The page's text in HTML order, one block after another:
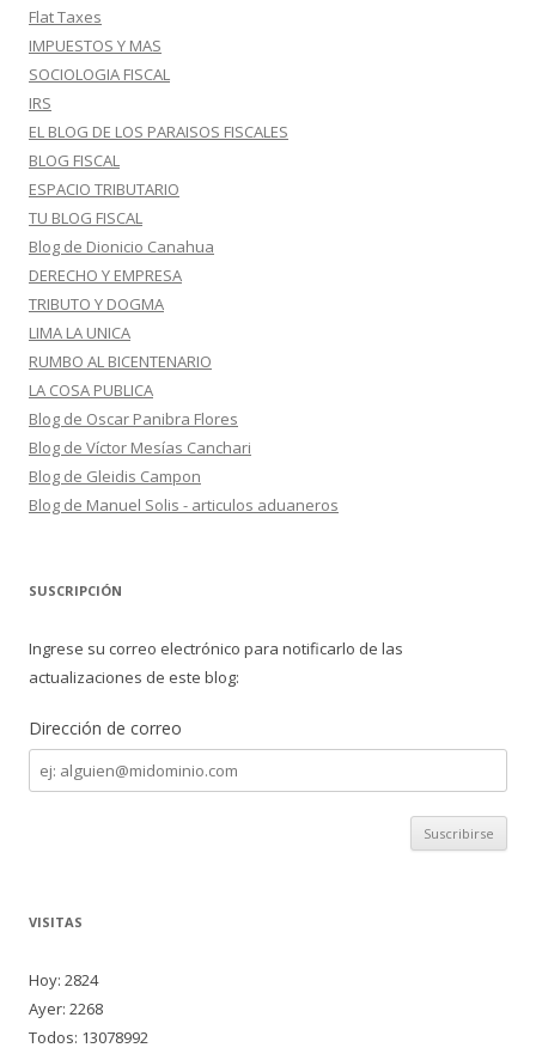
Flat Taxes
IMPUESTOS Y MAS
SOCIOLOGIA FISCAL
IRS
EL BLOG DE LOS PARAISOS FISCALES
BLOG FISCAL
ESPACIO TRIBUTARIO
TU BLOG FISCAL
Blog de Dionicio Canahua
DERECHO Y EMPRESA
TRIBUTO Y DOGMA
LIMA LA UNICA
RUMBO AL BICENTENARIO
LA COSA PUBLICA
Blog de Oscar Panibra Flores
Blog de Víctor Mesías Canchari
Blog de Gleidis Campon
Blog de Manuel Solis - articulos aduaneros
SUSCRIPCIÓN
Ingrese su correo electrónico para notificarlo de las
actualizaciones de este blog:
Dirección de correo
Dirección
de
correo
VISITAS
Hoy: 2824
Ayer: 2268
Todos: 13078992